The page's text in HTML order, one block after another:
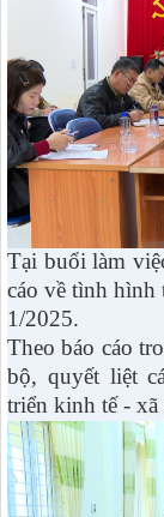
Tại buổi làm
cáo về tình
1/2025.
Theo báo cáo
bộ, quyết liệt
triển kinh tế -